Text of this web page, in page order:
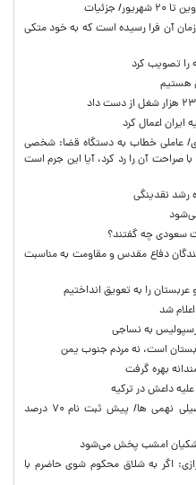
جزئیات
آن فرا رسیده است که به خود متکی
را تصویب کرد
هستیم
ایران اعمال کرد
عاملی خطاب به دستگاه قضا: شخصی
صراحت آن را رد کرد، آیا این جرم است
رشد نقدینگی
سعودی چه گفتند؟
دفاع مقدس و مقاومت به مناسبت
را به تعویق انداختیم
به نساجی
است، نه مردم جنوب یمن
بهره گرفت
صدور بیش از ۹۰ درصد هدایت تحصیلی نهمی ها/ پیش ثبت نام ۷۰ درصد
امشب پخش می‌شود
اگر به شلاق محکوم شوی حاضرم با